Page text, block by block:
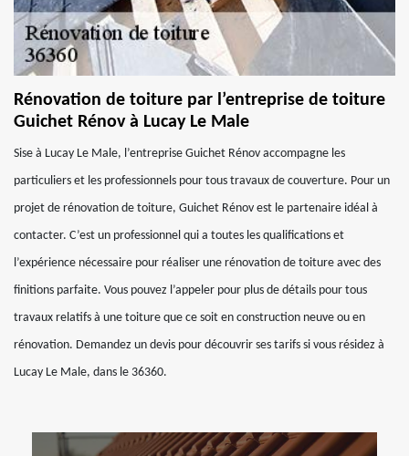
Rénovation de toiture par l’entreprise de toiture
Guichet Rénov à Lucay Le Male
Sise à Lucay Le Male, l’entreprise Guichet Rénov accompagne les
particuliers et les professionnels pour tous travaux de couverture. Pour un
projet de rénovation de toiture, Guichet Rénov est le partenaire idéal à
contacter. C’est un professionnel qui a toutes les qualifications et
l’expérience nécessaire pour réaliser une rénovation de toiture avec des
finitions parfaite. Vous pouvez l’appeler pour plus de détails pour tous
travaux relatifs à une toiture que ce soit en construction neuve ou en
rénovation. Demandez un devis pour découvrir ses tarifs si vous résidez à
Lucay Le Male, dans le 36360.